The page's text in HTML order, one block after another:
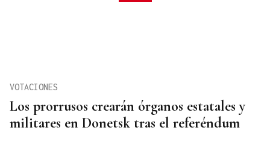
Los prorrusos crearán órganos estatales y
militares en Donetsk tras el referéndum
VOTACIONES